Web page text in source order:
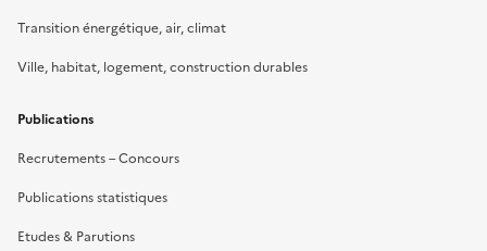
Transition énergétique, air, climat
Ville, habitat, logement, construction durables
Publications
Recrutements – Concours
Publications statistiques
Etudes & Parutions